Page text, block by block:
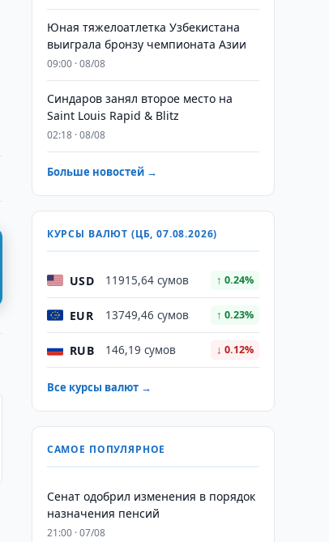
Юная тяжелоатлетка Узбекистана
выиграла бронзу чемпионата Азии
09:00 · 08/08
Синдаров занял второе место на
Saint Louis Rapid & Blitz
02:18 · 08/08
Больше новостей →
КУРСЫ ВАЛЮТ (ЦБ, 07.08.2026)
USD 11915,64 сумов ↑ 0.24%
EUR 13749,46 сумов ↑ 0.23%
RUB 146,19 сумов ↓ 0.12%
Все курсы валют →
САМОЕ ПОПУЛЯРНОЕ
Сенат одобрил изменения в порядок
назначения пенсий
21:00 · 07/08